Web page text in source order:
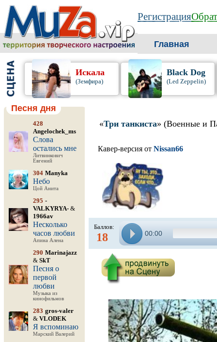
Регистрация
Главная
Искала
(Земфира)
Black Dog
(Led Zeppelin)
Песня дня
428
Angelochek_ms
Слова
остались мне
Литвинкович
Евгений
304 Manyka
Небо
Цой Анита
295 -
VALKYRYA- &
1966av
Несколько
часов любви
Апина Алена
290 Marinajazz
& SkT
Песня о
первой
любви
Музыка из
кинофильмов
283 gros-valer
& VLODEK
Я вспоминаю
Марский Валерий
«Три танкиста» (Военные и
Кавер-версия от Nissan66
Баллов:
18 00:00